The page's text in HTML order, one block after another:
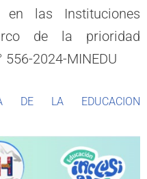
en las Instituciones
de la prioridad
556-2024-MINEDU
DE LA EDUCACION